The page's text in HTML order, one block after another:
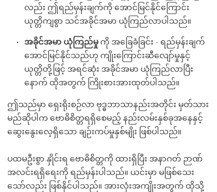
လည်း ဤရည်မှန်းချက်ကို အောင်မြင်နိုင်ကြောင်း
ယုတ္တိကျစွာ သင်အခိုင်အမာ ယုံကြည်လာပါသည်။
အခိုင်အမာ ယုံကြည်မှုကို အခြေခံခြင်း - ရည်မှန်းချက်
အောင်မြင်နိုင်သည်ဟု ကျိုးကြောင်းဆီလျော်မှုနှင့်
ယုတ္တိတို့ဖြင့် အရင်ဆုံး အခိုင်အမာ ယုံကြည်လာပြီး
နောက် ထိုအတွက် ကြိုးစားအားထုတ်ပါသည်။
ဤသည်မှာ ရှေးရိုးစဉ်လာ ဗုဒ္ဓဘာသာနည်းအတိုင်း မှတ်သား
မည်ဆိုပါက ဗောဓိစိတ္တရရှိစေမည့် နည်းလမ်းနှစ်ခုအနေနှင့်
ဆွေးနွေးလေ့ရှိသော ချဉ်းကပ်မှုနှစ်မျိုး ဖြစ်ပါသည်။
ပထမဦးစွာ နှိုင်းရ ဗောဓိစိတ္တကို ထားရှိပြီး အနာဂတ် ဉာဏ်
အလင်းရရှိရေးကို ရည်မှန်းပါသည်။ ယင်းမှာ မဖြစ်သေး
သော်လည်း ဖြစ်နိုင်ပါသည်။ အားလုံးအကျိုးအတွက် ထိုသို့